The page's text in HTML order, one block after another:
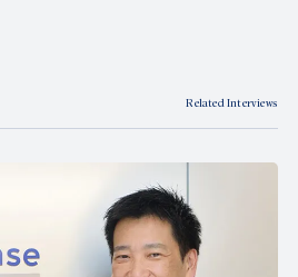
Related Interviews